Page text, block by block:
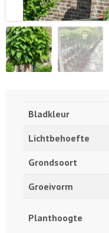
Bladkleur
Lichtbehoefte
Grondsoort
Groeivorm
Planthoogte